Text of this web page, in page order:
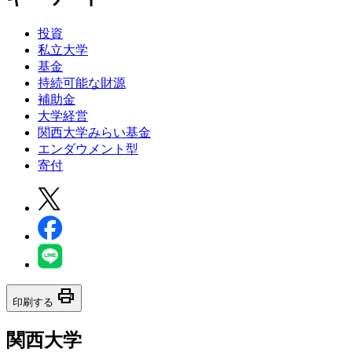
投資
私立大学
基金
持続可能な財源
補助金
大学経営
関西大学みらい基金
エンダウメント型
寄付
印刷する print
関西大学